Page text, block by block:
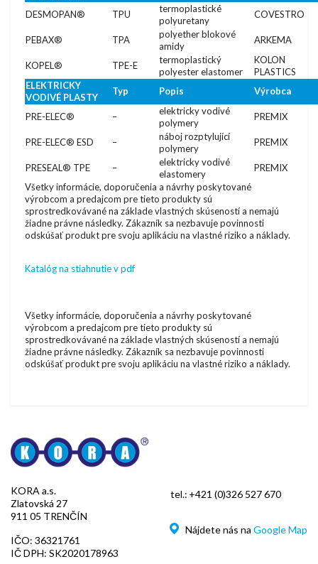
DESMOPAN® TPU
termoplastické
polyuretany
COVESTRO
PEBAX® TPA
polyether blokové
amidy
ARKEMA
KOPEL® TPE-E
termoplastický
polyester elastomer
KOLON
PLASTICS
ELEKTRICKY
VODIVÉ PLASTY
Typ Popis Výrobca
PRE-ELEC® –
elektricky vodivé
polymery
PREMIX
PRE-ELEC® ESD –
náboj rozptylující
polymery
PREMIX
PRESEAL® TPE –
elektricky vodivé
elastomery
PREMIX
Všetky informácie, doporučenia a návrhy poskytované
výrobcom a predajcom pre tieto produkty sú
sprostredkovávané na základe vlastných skúseností a nemajú
žiadne právne následky. Zákazník sa nezbavuje povinnosti
odskúšať produkt pre svoju aplikáciu na vlastné riziko a náklady.
Katalóg na stiahnutie v pdf
Všetky informácie, doporučenia a návrhy poskytované
výrobcom a predajcom pre tieto produkty sú
sprostredkovávané na základe vlastných skúseností a nemajú
žiadne právne následky. Zákazník sa nezbavuje povinnosti
odskúšať produkt pre svoju aplikáciu na vlastné riziko a náklady.
KORA a.s.
Zlatovská 27
911 05 TRENČÍN
IČO: 36321761
IČ DPH: SK2020178963
tel.: +421 (0)326 527 670
Nájdete nás na Google Map